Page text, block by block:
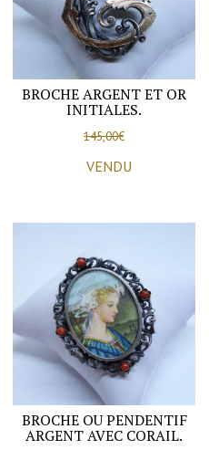
BROCHE ARGENT ET OR
INITIALES.
145,00€
VENDU
BROCHE OU PENDENTIF
ARGENT AVEC CORAIL.